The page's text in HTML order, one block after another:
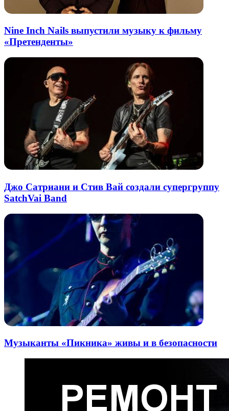
Nine Inch Nails выпустили музыку к фильму
«Претенденты»
Джо Сатриани и Стив Вай создали супергруппу
SatchVai Band
Музыканты «Пикника» живы и в безопасности